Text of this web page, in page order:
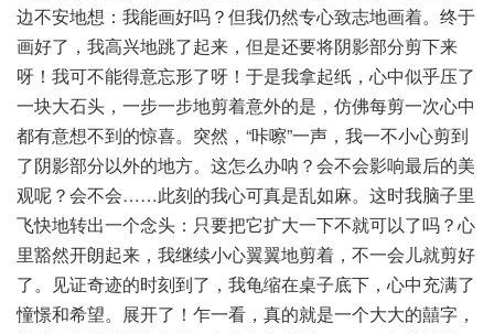
边不安地想：我能画好吗？但我仍然专心致志地画着。终于
画好了，我高兴地跳了起来，但是还要将阴影部分剪下来
呀！我可不能得意忘形了呀！于是我拿起纸，心中似乎压了
一块大石头，一步一步地剪着意外的是，仿佛每剪一次心中
都有意想不到的惊喜。突然，“咔嚓”一声，我一不小心剪到
了阴影部分以外的地方。这怎么办呐？会不会影响最后的美
观呢？会不会……此刻的我心可真是乱如麻。这时我脑子里
飞快地转出一个念头：只要把它扩大一下不就可以了吗？心
里豁然开朗起来，我继续小心翼翼地剪着，不一会儿就剪好
了。见证奇迹的时刻到了，我龟缩在桌子底下，心中充满了
憧憬和希望。展开了！乍一看，真的就是一个大大的囍字，